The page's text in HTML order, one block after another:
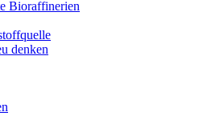
Bioraffinerien
denken